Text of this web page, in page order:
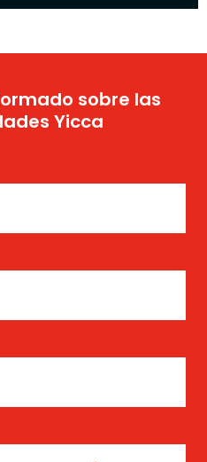
sobre las
Yicca